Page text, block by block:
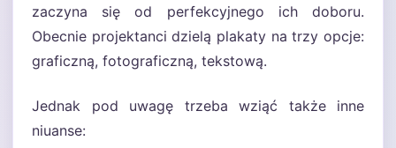
zaczyna się od perfekcyjnego ich doboru.
Obecnie projektanci dzielą plakaty na trzy opcje:
graficzną, fotograficzną, tekstową.
Jednak pod uwagę trzeba wziąć także inne
niuanse: